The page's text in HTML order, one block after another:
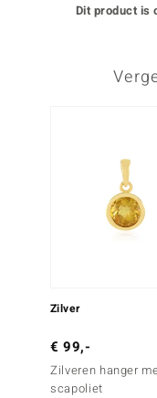
Collection
Dit product is
Zilver
€ 99,-
Zilveren hanger
scapoliet